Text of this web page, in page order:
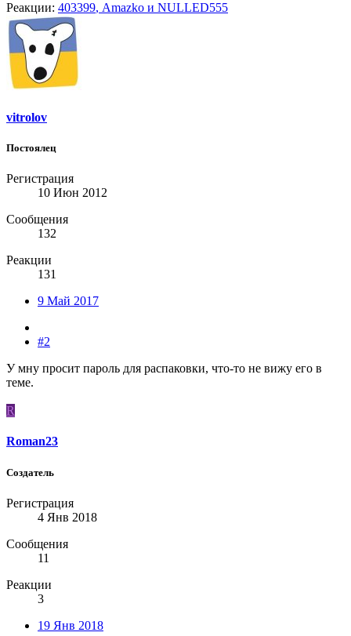
Реакции: 403399, Amazko и NULLED555
vitrolov
Постоялец
Регистрация
10 Июн 2012
Сообщения
132
Реакции
131
9 Май 2017
#2
У мну просит пароль для распаковки, что-то не вижу его в
теме.
R
Roman23
Создатель
Регистрация
4 Янв 2018
Сообщения
11
Реакции
3
19 Янв 2018